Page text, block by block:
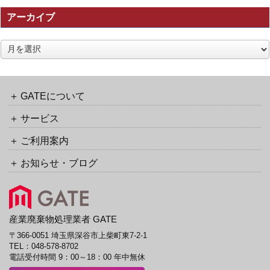
の
ト
ラ
ッ
ク
ッ
URL
アーカイブ
ア
ー
GATEについて
サービス
ご利用案内
お知らせ・ブログ
産業廃棄物処理業者 GATE
〒366-0051 埼玉県深谷市上柴町東7-2-1
TEL： 048-578-8702
電話受付時間 9：00～18：00 年中無休